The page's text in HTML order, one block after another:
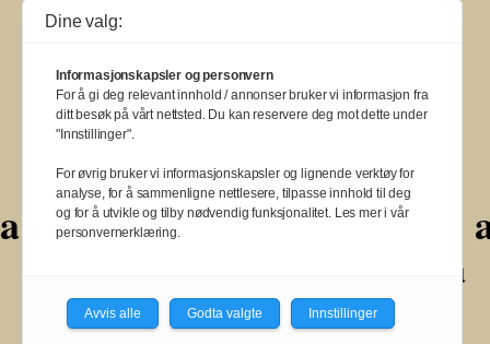
Ballade mottar tilskudd fra Norsk kulturråd, i tillegg til økonomisk støtte
fra eierne NOPA, Norsk komponistforening og Musikkforleggerne.
BALLADE — NORGES MUSIKKMAGASIN
aa aa a
a
Dine valg:
Informasjonskapsler og personvern
For å gi deg relevant innhold / annonser bruker vi informasjon fra
ditt besøk på vårt nettsted. Du kan reservere deg mot dette under
"Innstillinger".
For øvrig bruker vi informasjonskapsler og lignende verktøy for
analyse, for å sammenligne nettlesere, tilpasse innhold til deg
og for å utvikle og tilby nødvendig funksjonalitet. Les mer i vår
personvernerklæring.
Avvis alle Godta valgte Innstillinger